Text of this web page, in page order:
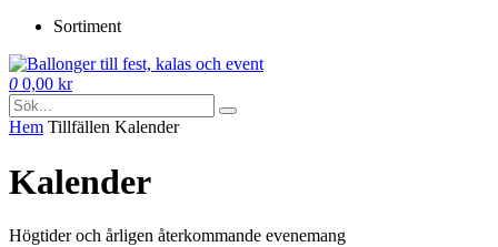
Sortiment
0 0,00 kr
Hem Tillfällen Kalender
Kalender
Högtider och årligen återkommande evenemang